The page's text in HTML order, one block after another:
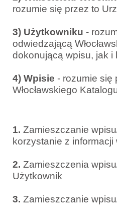
rozumie się przez to
3) Użytkowniku -
odwiedzającą
dokonującą wpisu, jak
4) Wpisie - rozumie się
Włocławskiego
1. Zamieszczanie
korzystanie z informacji
2. Zamieszczenia
Użytkownik
3. Zamieszczanie